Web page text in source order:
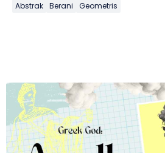
Abstrak Berani Geometris